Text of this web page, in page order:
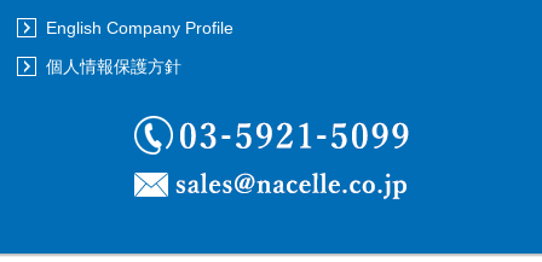
English Company Profile
個人情報保護方針